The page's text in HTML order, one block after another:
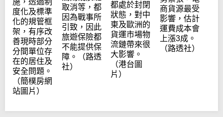
施，透過制
度化及標準
化的規管框
架，有序改
善現時部分
分間單位存
在的居住及
安全問題。
（簡樸房網
站圖片）
取消等，都
因為戰事所
引致，因此
旅遊保險都
不能提供保
障。（路透
社）
都處於封閉
狀態，對中
東及歐洲的
貨運市場物
流鏈帶來很
大影響。
（港台圖
片）
商貨源最受
影響，估計
運費成本會
上漲3成。
（路透社）